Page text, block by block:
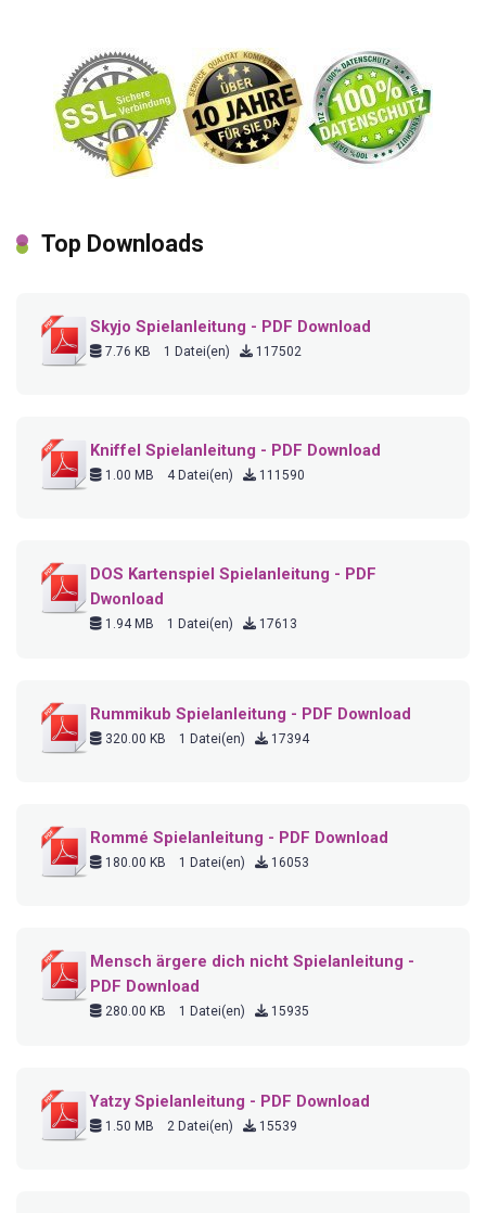
Top Downloads
Skyjo Spielanleitung - PDF Download
7.76 KB 1 Datei(en) 117502
Kniffel Spielanleitung - PDF Download
1.00 MB 4 Datei(en) 111590
DOS Kartenspiel Spielanleitung - PDF
Dwonload
1.94 MB 1 Datei(en) 17613
Rummikub Spielanleitung - PDF Download
320.00 KB 1 Datei(en) 17394
Rommé Spielanleitung - PDF Download
180.00 KB 1 Datei(en) 16053
Mensch ärgere dich nicht Spielanleitung -
PDF Download
280.00 KB 1 Datei(en) 15935
Yatzy Spielanleitung - PDF Download
1.50 MB 2 Datei(en) 15539